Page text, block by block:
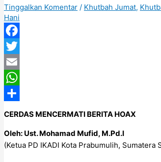
Tinggalkan Komentar / Khutbah Jumat,
Hani
Facebook
Twitter
Email
WhatsApp
CERDAS MENCERMATI BERITA HOAX
Oleh: Ust. Mohamad Mufid, M.Pd.I
(Ketua PD IKADI Kota Prabumulih, Sumatera